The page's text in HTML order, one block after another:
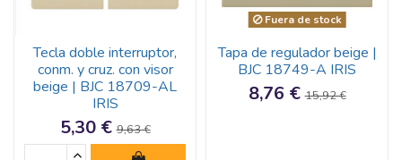
Tecla doble interruptor,
conm. y cruz. con visor
beige | BJC 18709-AL
IRIS
5,30 €9,63 €
Fuera de stock
Tapa de regulador beige |
BJC 18749-A IRIS
8,76 €15,92 €